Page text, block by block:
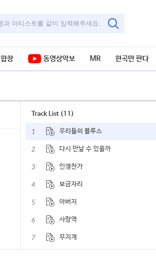
합창 동영상악보 MR 한곡만 판다
Track List (11)
1 우리들의 블루스
2 다시 만날 수 있을까
3 인생찬가
4 보금자리
5 아버지
6 사랑역
7 무지개